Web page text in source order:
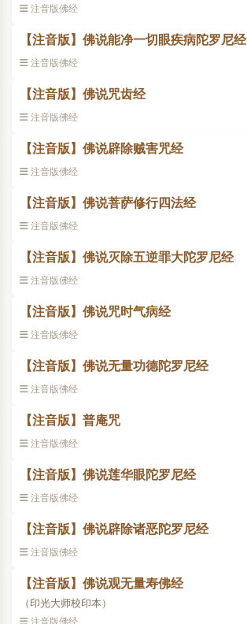
注音版佛经
【注音版】佛说能净一切眼疾病陀罗尼经
注音版佛经
【注音版】佛说咒齿经
注音版佛经
【注音版】佛说辟除贼害咒经
注音版佛经
【注音版】佛说菩萨修行四法经
注音版佛经
【注音版】佛说灭除五逆罪大陀罗尼经
注音版佛经
【注音版】佛说咒时气病经
注音版佛经
【注音版】佛说无量功德陀罗尼经
注音版佛经
【注音版】普庵咒
注音版佛经
【注音版】佛说莲华眼陀罗尼经
注音版佛经
【注音版】佛说辟除诸恶陀罗尼经
注音版佛经
【注音版】佛说观无量寿佛经
（印光大师校印本）
注音版佛经